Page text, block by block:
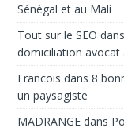
Sénégal et au Mali
Tout sur le SEO dans
domiciliation avocat
Francois dans 8
un paysagiste
MADRANGEdans